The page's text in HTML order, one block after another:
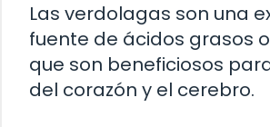
Las verdolagas son una
fuente de ácidos grasos
que son beneficiosos
del corazón y el cerebro.